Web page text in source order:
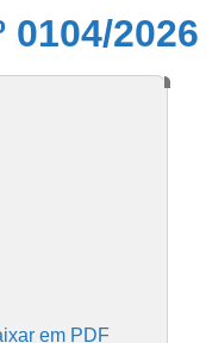
0104/2026
em PDF